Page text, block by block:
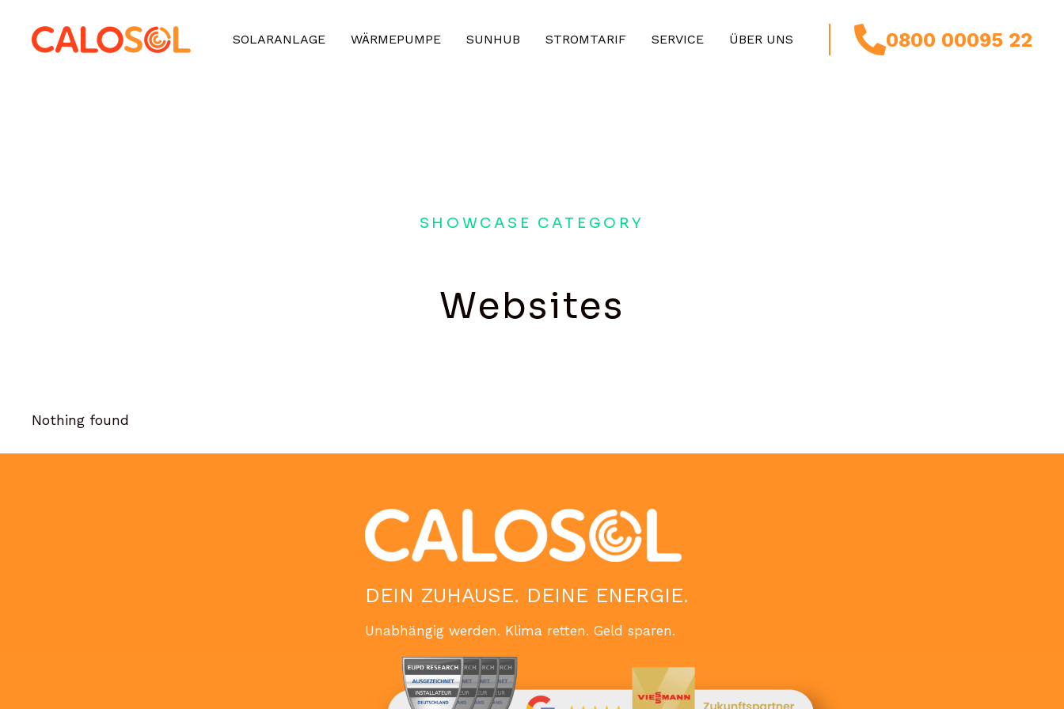
SOLARANLAGE WÄRMEPUMPE SUNHUB STROMTARIF SERVICE ÜBER UNS 0800 00095 22
SHOWCASE CATEGORY
Websites
Nothing found
DEIN ZUHAUSE. DEINE ENERGIE.
Unabhängig werden. Klima retten. Geld sparen.